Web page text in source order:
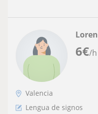
6€/h
Valencia
Lengua de signos